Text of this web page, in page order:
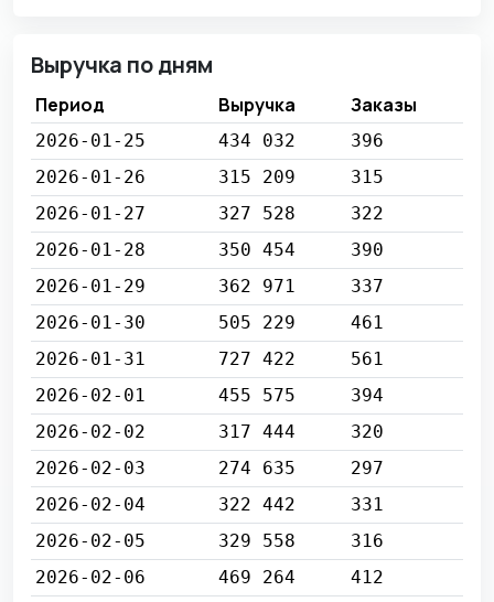
Выручка по дням
Период Выручка Заказы
2026-01-25 434 032
396
2026-01-26
315 209
315
2026-01-27
327 528
322
2026-01-28
350 454
390
2026-01-29
362 971
337
2026-01-30
505 229
461
2026-01-31
727 422
561
2026-02-01
455 575
394
2026-02-02
317 444
320
2026-02-03
274 635
297
2026-02-04
322 442
331
2026-02-05
329 558
316
2026-02-06
469 264
412